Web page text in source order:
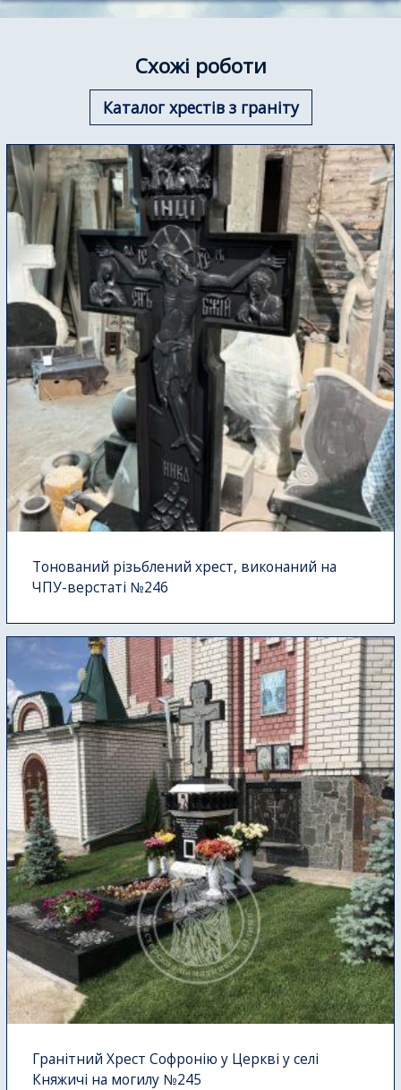
Схожі роботи
Каталог хрестів з граніту
Тонований різьблений хрест, виконаний на
ЧПУ-верстаті №246
Гранітний Хрест Софронію у Церкві у селі
Княжичі на могилу №245